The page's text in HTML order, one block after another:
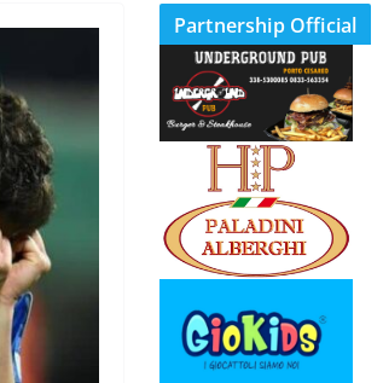
Partnership Official